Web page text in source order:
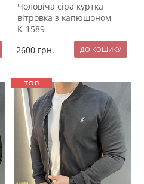
Чоловіча сіра куртка
вітровка з капюшоном
К-1589
2600 грн.